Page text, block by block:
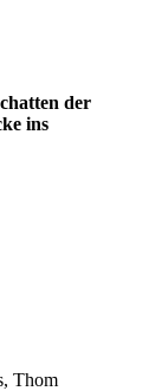
der
ins
Thom